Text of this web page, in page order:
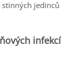
stinných jedinců
infekcí